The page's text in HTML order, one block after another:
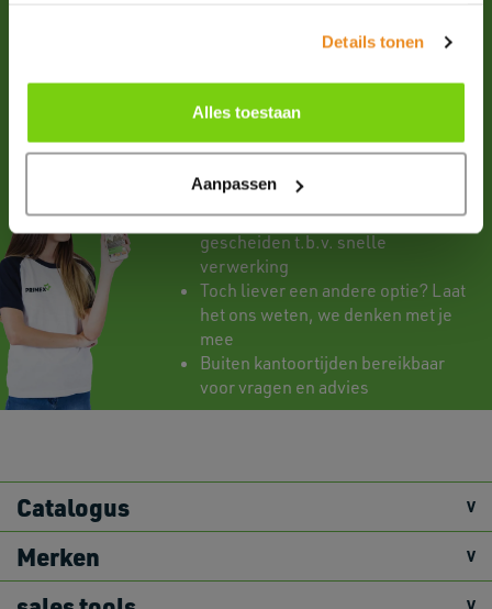
Details tonen
Alles toestaan
Aanpassen
Onze voordelen
dag verstuurd
Levering met referenties
gescheiden t.b.v. snelle
verwerking
Toch liever een andere optie? Laat
het ons weten, we denken met je
mee
Buiten kantoortijden bereikbaar
voor vragen en advies
Catalogus
Merken